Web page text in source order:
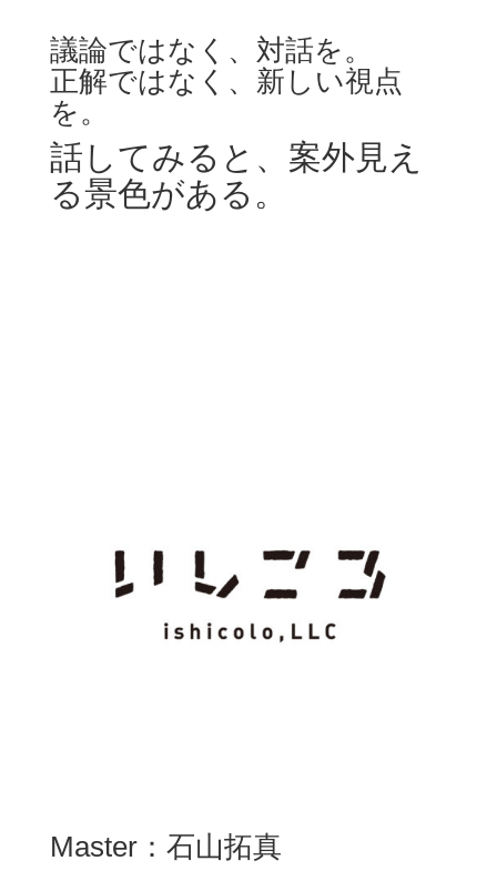
議論ではなく、対話を。
正解ではなく、新しい視点
を。
話してみると、案外見え
る景色がある。
Master：石山拓真